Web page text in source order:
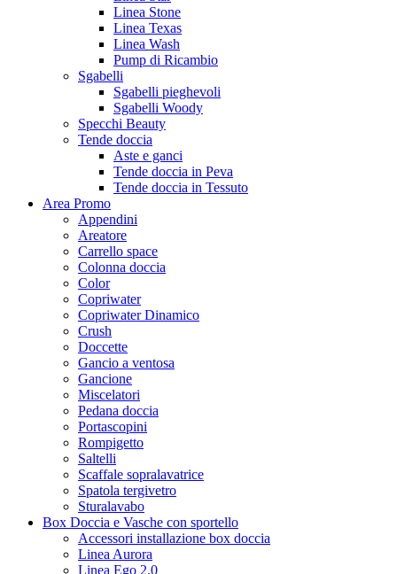
Linea Stone
Linea Texas
Linea Wash
Pump di Ricambio
Sgabelli
Sgabelli pieghevoli
Sgabelli Woody
Specchi Beauty
Tende doccia
Aste e ganci
Tende doccia in Peva
Tende doccia in Tessuto
Area Promo
Appendini
Areatore
Carrello space
Colonna doccia
Color
Copriwater
Copriwater Dinamico
Crush
Doccette
Gancio a ventosa
Gancione
Miscelatori
Pedana doccia
Portascopini
Rompigetto
Saltelli
Scaffale sopralavatrice
Spatola tergivetro
Sturalavabo
Box Doccia e Vasche con sportello
Accessori installazione box doccia
Linea Aurora
Linea Ego 2.0